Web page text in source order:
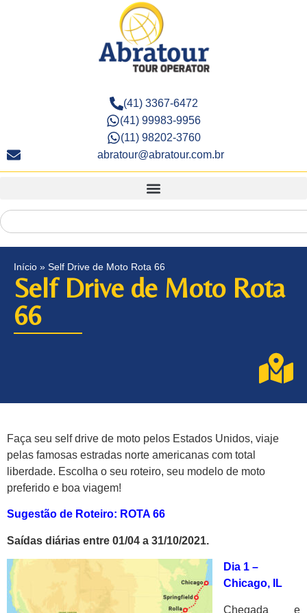
(41) 3367-6472
(41) 99983-9956
(11) 98202-3760
abratour@abratour.com.br
Início » Self Drive de Moto Rota 66
Self Drive de Moto Rota
66
Faça seu self drive de moto pelos Estados Unidos, viaje
pelas famosas estradas norte americanas com total
liberdade. Escolha o seu roteiro, seu modelo de moto
preferido e boa viagem!
Sugestão de Roteiro: ROTA 66
Saídas diárias entre 01/04 a 31/10/2021.
Dia 1 –
Chicago, IL
Chegada e